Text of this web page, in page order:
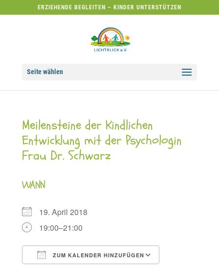
ERZIEHENDE BEGLEITEN – KINDER UNTERSTÜTZEN
Seite wählen
Meilensteine der Kindlichen
Entwicklung mit der Psychologin
Frau Dr. Schwarz
WANN
19. April 2018
19:00–21:00
ZUM KALENDER HINZUFÜGEN